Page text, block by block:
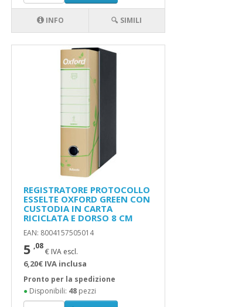
INFO 🔍 SIMILI
REGISTRATORE PROTOCOLLO
ESSELTE OXFORD GREEN CON
CUSTODIA IN CARTA
RICICLATA E DORSO 8 CM
EAN: 8004157505014
5 ,08
€ IVA escl.
6,20€ IVA inclusa
Pronto per la spedizione
● Disponibili: 48 pezzi